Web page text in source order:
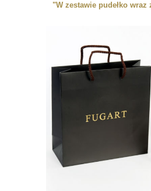
"W zestawie pudełko